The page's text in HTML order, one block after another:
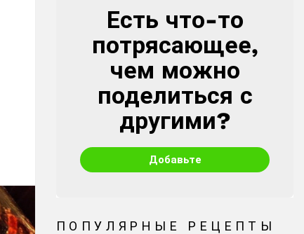
CREATE
Есть что-то
потрясающее,
чем можно
поделиться с
другими?
Добавьте
ПОПУЛЯРНЫЕ РЕЦЕПТЫ